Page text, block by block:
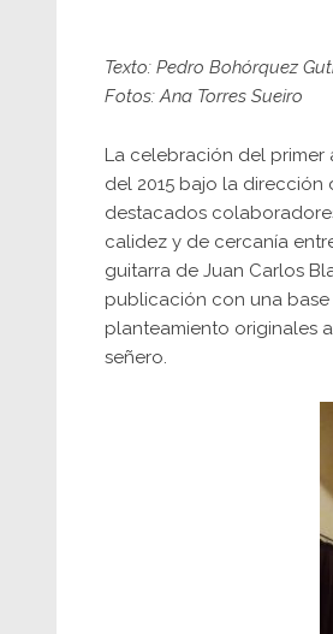
Texto: Pedro Bohórquez
Fotos: Ana Torres Sueiro
La celebración del primer
del 2015 bajo la dirección
destacados
calidez y de cercanía
guitarra de Juan Carlos
publicación con una
planteamiento originales
señero.